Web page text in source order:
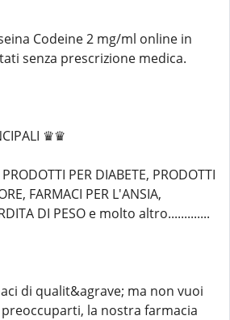
Codeine 2 mg/ml online in
senza prescrizione medica.
♛♛
PER DIABETE, PRODOTTI
FARMACI PER L'ANSIA,
DI PESO e molto altro.............
di qualit&agrave; ma non vuoi
la nostra farmacia